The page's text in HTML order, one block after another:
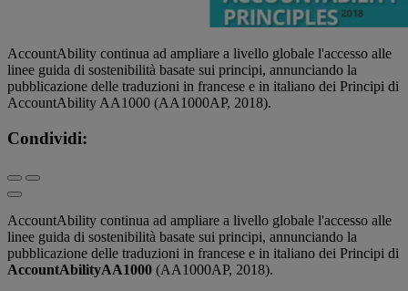
AccountAbility continua ad ampliare a livello globale l'accesso alle
linee guida di sostenibilità basate sui principi, annunciando la
pubblicazione delle traduzioni in francese e in italiano dei Principi di
AccountAbility AA1000 (AA1000AP, 2018).
Condividi:
AccountAbility continua ad ampliare a livello globale l'accesso alle
linee guida di sostenibilità basate sui principi, annunciando la
pubblicazione delle traduzioni in francese e in italiano dei Principi di
AccountAbilityAA1000 (AA1000AP, 2018).